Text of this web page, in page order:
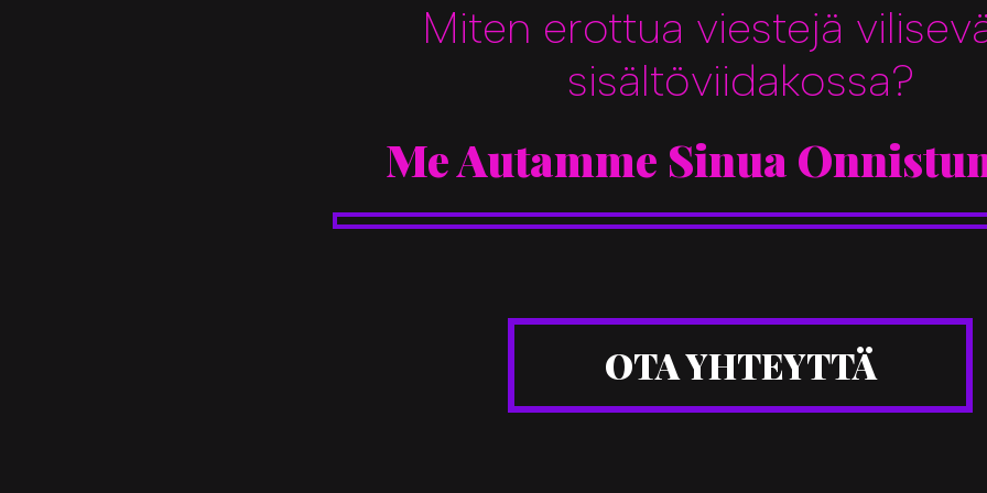
Miten erottua viestejä
sisältöviidakossa?
Me Autamme Sinua
OTA YHTEYTTÄ